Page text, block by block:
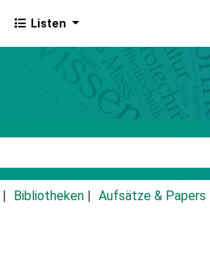
Listen
Bibliotheken Aufsätze & Papers